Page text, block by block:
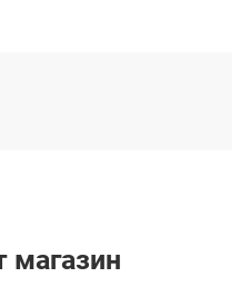
магазин